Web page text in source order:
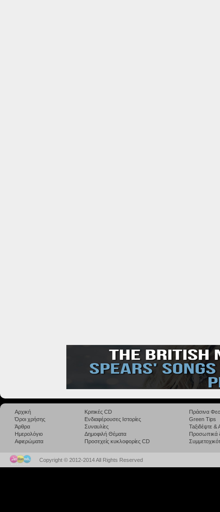
Αρχική
Όροι χρήσης
Άρθρα
Ημερολόγιο
Αφιερώματα
Κριτικές CD
Ενδιαφέρουσες Ιστορίες
Συναυλίες
Δημοφιλή Θέματα
Προσεχείς κυκλοφορίες CD
Πράσινα
Green Tips
Taξιδέψτε
Προσωπικά
Copyright © 2012-2014 All Rights Reserved